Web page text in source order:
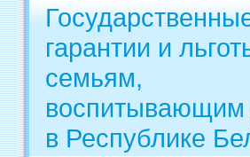
гарантии и
семьям,
воспитывающим
в Республике